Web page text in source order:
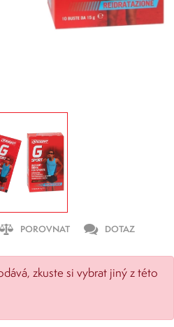
POROVNAT DOTAZ
zkuste si vybrat jiný z této